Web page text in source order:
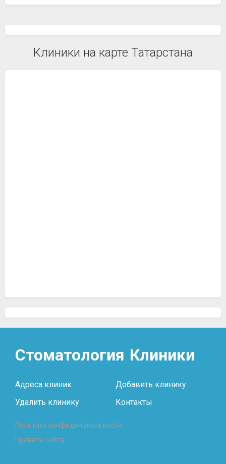
Клиники на карте Татарстана
Стоматология Клиники
Адреса клиник
Добавить клинику
Удалить клинику
Контакты
Политика конфиденциальности
Правила сайта